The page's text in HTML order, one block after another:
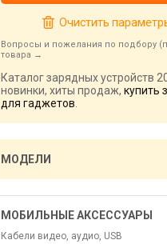
Очистить
Вопросы и пожелания по подбору
товара
Каталог зарядных устройств
новинки, хиты продаж, купить
для гаджетов
МОДЕЛИ
МОБИЛЬНЫЕ АКСЕССУАРЫ
Кабели видео, аудио, USB